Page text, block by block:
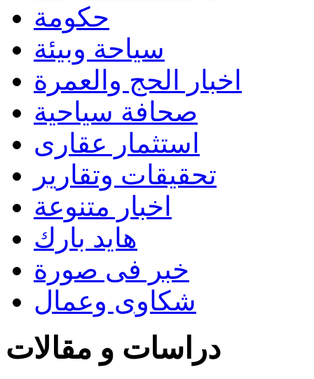
حكومة
سياحة وبيئة
اخبار الحج والعمرة
صحافة سياحية
استثمار عقارى
تحقيقات وتقارير
اخبار متنوعة
هايد بارك
خبر فى صورة
شكاوى وعمال
دراسات و مقالات